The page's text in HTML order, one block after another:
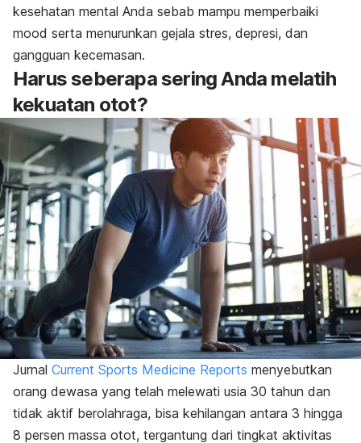
kesehatan mental Anda sebab mampu memperbaiki
mood serta menurunkan gejala stres, depresi, dan
gangguan kecemasan.
Harus seberapa sering Anda melatih
kekuatan otot?
Jurnal Current Sports Medicine Reports menyebutkan
orang dewasa yang telah melewati usia 30 tahun dan
tidak aktif berolahraga, bisa kehilangan antara 3 hingga
8 persen massa otot, tergantung dari tingkat aktivitas